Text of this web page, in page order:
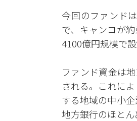
今回のファンド
で、キャンコが
4100億円規模で
ファンド資金は
される。これに
する地域の中小
地方銀行のほとん